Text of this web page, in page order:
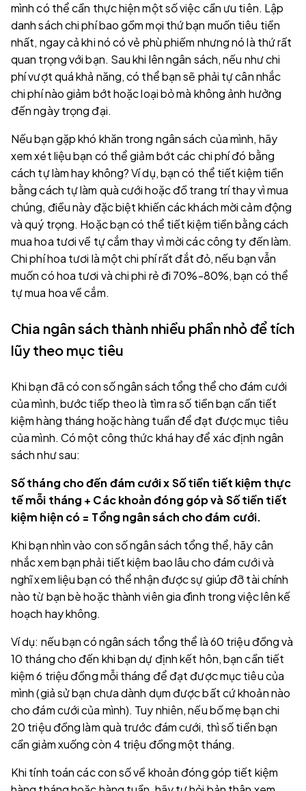
mình có thể cần thực hiện một số việc cần ưu tiên. Lập
danh sách chi phí bao gồm mọi thứ bạn muốn tiêu tiền
nhất, ngay cả khi nó có vẻ phù phiếm nhưng nó là thứ rất
quan trọng với bạn. Sau khi lên ngân sách, nếu như chi
phí vượt quá khả năng, có thể bạn sẽ phải tự cân nhắc
chi phí nào giảm bớt hoặc loại bỏ mà không ảnh hưởng
đến ngày trọng đại.
Nếu bạn gặp khó khăn trong ngân sách của mình, hãy
xem xét liệu bạn có thể giảm bớt các chi phí đó bằng
cách tự làm hay không? Ví dụ, bạn có thể tiết kiệm tiền
bằng cách tự làm quà cưới hoặc đồ trang trí thay vì mua
chúng, điều này đặc biệt khiến các khách mời cảm động
và quý trọng. Hoặc bạn có thể tiết kiệm tiền bằng cách
mua hoa tươi về tự cắm thay vì mời các công ty đến làm.
Chi phí hoa tươi là một chi phí rất đắt đỏ, nếu bạn vẫn
muốn có hoa tươi và chi phi rẻ đi 70%-80%, bạn có thể
tự mua hoa về cắm.
Chia ngân sách thành nhiều phần nhỏ để tích
lũy theo mục tiêu
Khi bạn đã có con số ngân sách tổng thể cho đám cưới
của mình, bước tiếp theo là tìm ra số tiền bạn cần tiết
kiệm hàng tháng hoặc hàng tuần để đạt được mục tiêu
của mình. Có một công thức khá hay để xác định ngân
sách như sau:
Số tháng cho đến đám cưới x Số tiền tiết kiệm thực
tế mỗi tháng + Các khoản đóng góp và Số tiền tiết
kiệm hiện có = Tổng ngân sách cho đám cưới.
Khi bạn nhìn vào con số ngân sách tổng thể, hãy cân
nhắc xem bạn phải tiết kiệm bao lâu cho đám cưới và
nghĩ xem liệu bạn có thể nhận được sự giúp đỡ tài chính
nào từ bạn bè hoặc thành viên gia đình trong việc lên kế
hoạch hay không.
Ví dụ: nếu bạn có ngân sách tổng thể là 60 triệu đồng và
10 tháng cho đến khi bạn dự định kết hôn, bạn cần tiết
kiệm 6 triệu đồng mỗi tháng để đạt được mục tiêu của
mình (giả sử bạn chưa dành dụm được bất cứ khoản nào
cho đám cưới của mình). Tuy nhiên, nếu bố mẹ bạn chi
20 triệu đồng làm quà trước đám cưới, thì số tiền bạn
cần giảm xuống còn 4 triệu đồng một tháng.
Khi tính toán các con số về khoản đóng góp tiết kiệm